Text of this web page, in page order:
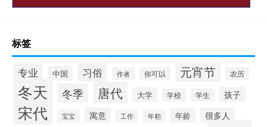
标签
专业 中国 习俗 作者 你可以 元宵节 农历
冬天 冬季 唐代 大学 学校 学生 孩子
宋代 宝宝 寓意 工作 年初 年龄 很多人